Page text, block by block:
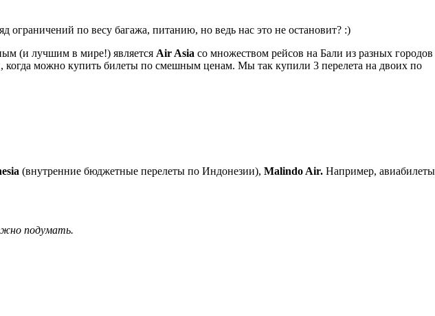
по весу багажа, питанию, но ведь нас это не остановит? :)
(и лучшим в мире!) является Air Asia со множеством рейсов на Бали из разных городов
можно купить билеты по смешным ценам. Мы так купили 3 перелета на двоих по
(внутренние бюджетные перелеты по Индонезии), Malindo Air. Например, авиабилеты
подумать.